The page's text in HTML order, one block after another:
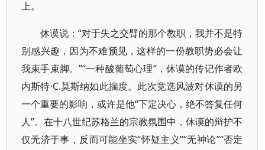
上。
休谟说：“对于失之交臂的那个教职，我并不是特
别感兴趣，因为不难预见，这样的一份教职势必会让
我束手束脚。”“一种酸葡萄心理”，休谟的传记作者欧
内斯特·C.莫斯纳如此揣度。此次竞选风波对休谟的另
一个重要的影响，或许是他“下定决心，绝不答复任何
人”。在十八世纪苏格兰的宗教氛围中，休谟的辩护不
仅无济于事，反而可能坐实“怀疑主义”“无神论”“否定